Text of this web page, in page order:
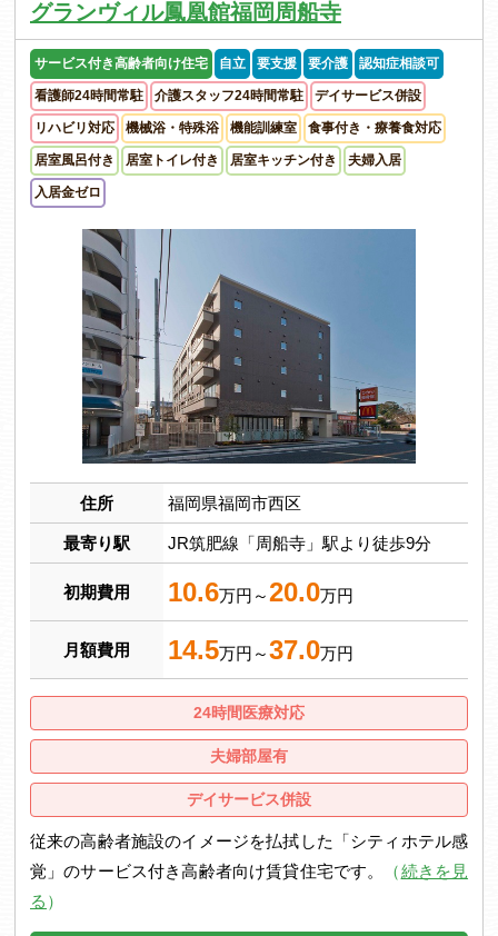
グランヴィル鳳凰館福岡周船寺
サービス付き高齢者向け住宅 自立 要支援 要介護 認知症相談可
看護師24時間常駐 介護スタッフ24時間常駐 デイサービス併設
リハビリ対応 機械浴・特殊浴 機能訓練室 食事付き・療養食対応
居室風呂付き 居室トイレ付き 居室キッチン付き 夫婦入居
入居金ゼロ
住所 福岡県福岡市西区
最寄り駅 JR筑肥線「周船寺」駅より徒歩9分
初期費用 10.6万円～20.0万円
月額費用 14.5万円～37.0万円
24時間医療対応
夫婦部屋有
デイサービス併設
従来の高齢者施設のイメージを払拭した「シティホテル感
覚」のサービス付き高齢者向け賃貸住宅です。
（続きを見
る ）